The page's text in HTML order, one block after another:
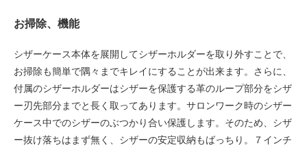
お掃除、機能
シザーケース本体を展開してシザーホルダーを取り外すことで、
お掃除も簡単で隅々までキレイにすることが出来ます。さらに、
付属のシザーホルダーはシザーを保護する革のループ部分をシザ
ー刃先部分までと長く取ってあります。サロンワーク時のシザー
ケース中でのシザーのぶつかり合い保護します。そのため、シザ
ー抜け落ちはまず無く、シザーの安定収納もばっちり。７インチ